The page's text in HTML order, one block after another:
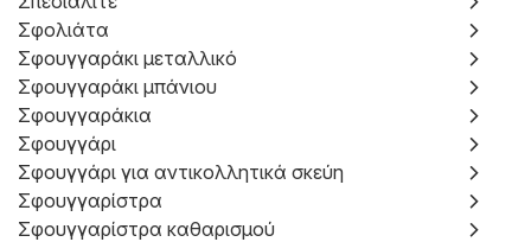
Σφολιάτα
Σφουγγαράκι μεταλλικό
Σφουγγαράκι μπάνιου
Σφουγγαράκια
Σφουγγάρι
Σφουγγάρι για αντικολλητικά σκεύη
Σφουγγαρίστρα
Σφουγγαρίστρα καθαρισμού